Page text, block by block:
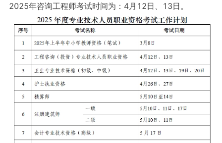
2025年咨询工程师考试时间为：4月12日、13日。